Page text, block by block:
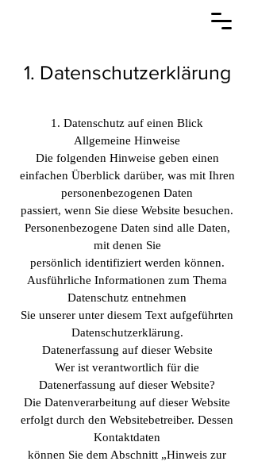
1. Datenschutzerklärung
1. Datenschutz auf einen Blick
Allgemeine Hinweise
Die folgenden Hinweise geben einen
einfachen Überblick darüber, was mit Ihren
personenbezogenen Daten
passiert, wenn Sie diese Website besuchen.
Personenbezogene Daten sind alle Daten,
mit denen Sie
persönlich identifiziert werden können.
Ausführliche Informationen zum Thema
Datenschutz entnehmen
Sie unserer unter diesem Text aufgeführten
Datenschutzerklärung.
Datenerfassung auf dieser Website
Wer ist verantwortlich für die
Datenerfassung auf dieser Website?
Die Datenverarbeitung auf dieser Website
erfolgt durch den Websitebetreiber. Dessen
Kontaktdaten
können Sie dem Abschnitt „Hinweis zur